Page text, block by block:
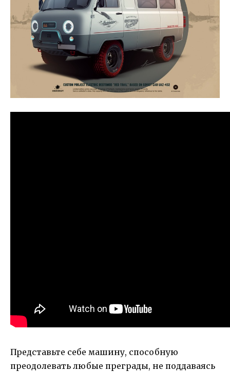
Представьте себе машину, способную
преодолевать любые преграды, не поддаваясь